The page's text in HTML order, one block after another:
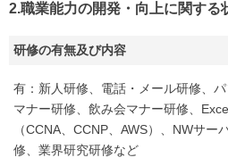
2.職業能力の開発・向上に関する
研修の有無及び内容
有：新人研修、電話・メール研修、
マナー研修、飲み会マナー研修、
（CCNA、CCNP、AWS）、NWサ
修、業界研究研修など